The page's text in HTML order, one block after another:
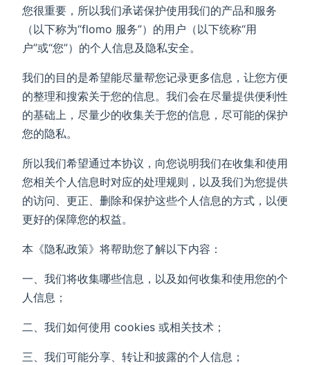
您很重要，所以我们承诺保护使用我们的产品和服务
（以下称为“flomo 服务”）的用户（以下统称“用
户”或“您”）的个人信息及隐私安全。
我们的目的是希望能尽量帮您记录更多信息，让您方便
的整理和搜索关于您的信息。我们会在尽量提供便利性
的基础上，尽量少的收集关于您的信息，尽可能的保护
您的隐私。
所以我们希望通过本协议，向您说明我们在收集和使用
您相关个人信息时对应的处理规则，以及我们为您提供
的访问、更正、删除和保护这些个人信息的方式，以便
更好的保障您的权益。
本《隐私政策》将帮助您了解以下内容：
一、我们将收集哪些信息，以及如何收集和使用您的个
人信息；
二、我们如何使用 cookies 或相关技术；
三、我们可能分享、转让和披露的个人信息；